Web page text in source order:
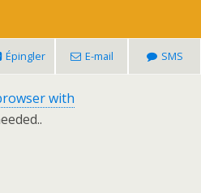
Épingler E-mail SMS
with